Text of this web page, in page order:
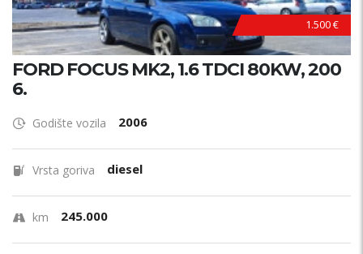
1.500 €
FORD FOCUS MK2, 1.6 TDCI 80KW, 200
6.
Godište vozila 2006
Vrsta goriva diesel
km 245.000